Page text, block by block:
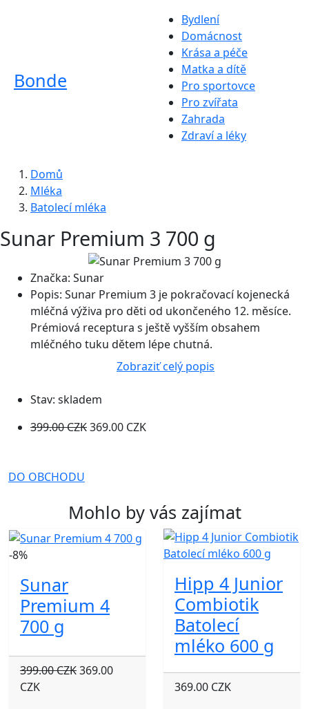
Bonde
Bydlení
Domácnost
Krása a péče
Matka a dítě
Pro sportovce
Pro zvířata
Zahrada
Zdraví a léky
Domů
Mléka
Batolecí mléka
Sunar Premium 3 700 g
Značka: Sunar
Popis: Sunar Premium 3 je pokračovací kojenecká
mléčná výživa pro děti od ukončeného 12. měsíce.
Prémiová receptura s ještě vyšším obsahem
mléčného tuku dětem lépe chutná.
Zobraziť celý popis
Stav: skladem
399.00 CZK369.00 CZK
DO OBCHODU
Mohlo by vás zajímat
-8%
Sunar
Premium 4
700 g
399.00 CZK369.00
CZK
Hipp 4 Junior
Combiotik
Batolecí
mléko 600 g
369.00 CZK